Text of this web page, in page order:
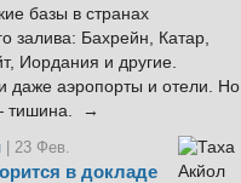
базы в странах
залива: Бахрейн, Катар,
Иордания и другие.
даже аэропорты и отели. Но
тишина. →
| 23 Фев.
в докладе